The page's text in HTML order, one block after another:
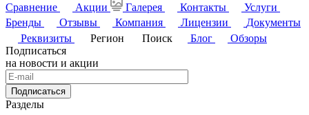
Сравнение
Акции Галерея Контакты
Услуги
Бренды
Отзывы Компания Лицензии
Документы
Реквизиты
Регион Поиск Блог
Обзоры
Подписаться
на новости и акции
Подписаться
Разделы